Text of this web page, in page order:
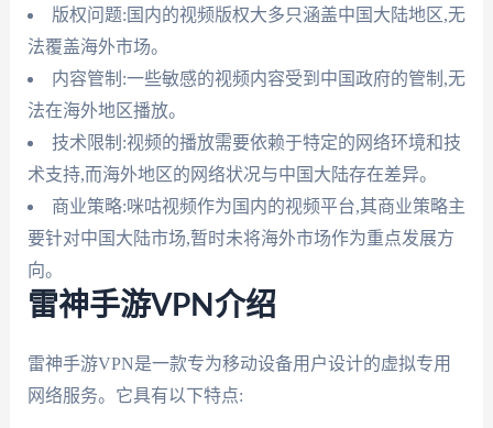
版权问题:国内的视频版权大多只涵盖中国大陆地区,无
法覆盖海外市场。
内容管制:一些敏感的视频内容受到中国政府的管制,无
法在海外地区播放。
技术限制:视频的播放需要依赖于特定的网络环境和技
术支持,而海外地区的网络状况与中国大陆存在差异。
商业策略:咪咕视频作为国内的视频平台,其商业策略主
要针对中国大陆市场,暂时未将海外市场作为重点发展方
向。
雷神手游VPN介绍
雷神手游VPN是一款专为移动设备用户设计的虚拟专用
网络服务。它具有以下特点: